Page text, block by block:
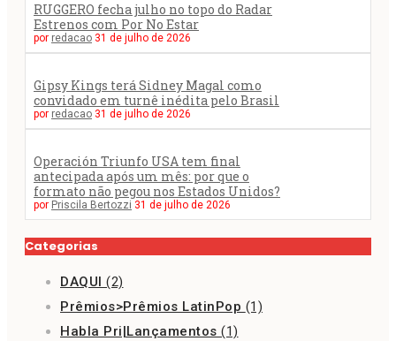
RUGGERO fecha julho no topo do Radar
Estrenos com Por No Estar
por redacao 31 de julho de 2026
Gipsy Kings terá Sidney Magal como
convidado em turnê inédita pelo Brasil
por redacao 31 de julho de 2026
Operación Triunfo USA tem final
antecipada após um mês: por que o
formato não pegou nos Estados Unidos?
por Priscila Bertozzi 31 de julho de 2026
Categorias
DAQUI (2)
Prêmios>Prêmios LatinPop (1)
Habla Pri|Lançamentos (1)